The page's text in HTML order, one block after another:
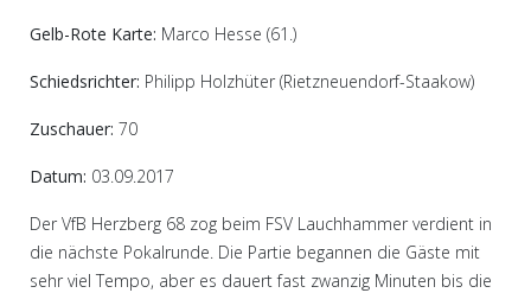
Gelb-Rote Karte: Marco Hesse (61.)
Schiedsrichter: Philipp Holzhüter (Rietzneuendorf-Staakow)
Zuschauer: 70
Datum: 03.09.2017
Der VfB Herzberg 68 zog beim FSV Lauchhammer verdient in
die nächste Pokalrunde. Die Partie begannen die Gäste mit
sehr viel Tempo, aber es dauert fast zwanzig Minuten bis die